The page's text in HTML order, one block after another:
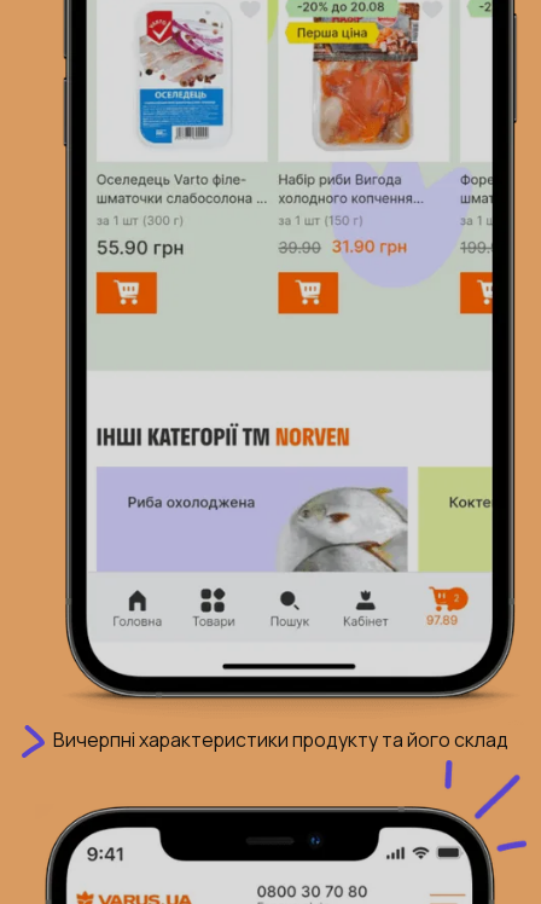
Вичерпні характеристики продукту та його склад